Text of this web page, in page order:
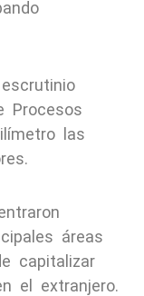
Procesos
las
áreas
capitalizar
el extranjero.